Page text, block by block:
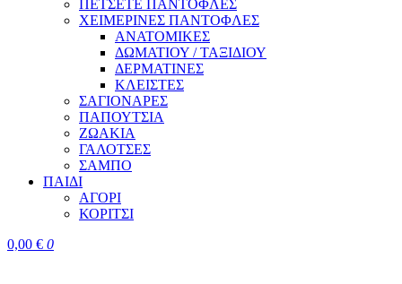
ΠΕΤΣΕΤΕ ΠΑΝΤΟΦΛΕΣ
ΧΕΙΜΕΡΙΝΕΣ ΠΑΝΤΟΦΛΕΣ
ΑΝΑΤΟΜΙΚΕΣ
ΔΩΜΑΤΙΟΥ / ΤΑΞΙΔΙΟΥ
ΔΕΡΜΑΤΙΝΕΣ
ΚΛΕΙΣΤΕΣ
ΣΑΓΙΟΝΑΡΕΣ
ΠΑΠΟΥΤΣΙΑ
ΖΩΑΚΙΑ
ΓΑΛΟΤΣΕΣ
ΣΑΜΠΟ
ΠΑΙΔΙ
ΑΓΟΡΙ
ΚΟΡΙΤΣΙ
0,00 € 0